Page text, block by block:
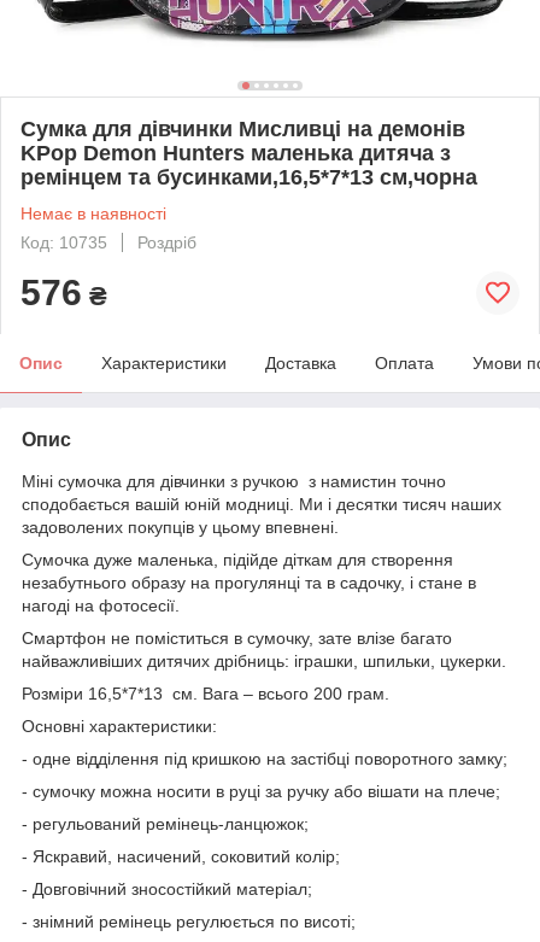
Сумка для дівчинки Мисливці на демонів
KPop Demon Hunters маленька дитяча з
ремінцем та бусинками,16,5*7*13 см,чорна
Немає в наявності
Код: 10735
Роздріб
576 ₴
Опис Характеристики Доставка Оплата Умови
Опис
Міні сумочка для дівчинки з ручкою з намистин точно
сподобається вашій юній модниці. Ми і десятки тисяч наших
задоволених покупців у цьому впевнені.
Сумочка дуже маленька, підійде діткам для створення
незабутнього образу на прогулянці та в садочку, і стане в
нагоді на фотосесії.
Смартфон не поміститься в сумочку, зате влізе багато
найважливіших дитячих дрібниць: іграшки, шпильки, цукерки.
Розміри 16,5*7*13 см. Вага – всього 200 грам.
Основні характеристики:
- одне відділення під кришкою на застібці поворотного замку;
- cумочку можна носити в руці за ручку або вішати на плече;
- регульований ремінець-ланцюжок;
- Яскравий, насичений, соковитий колір;
- Довговічний зносостійкий матеріал;
- знімний ремінець регулюється по висоті;